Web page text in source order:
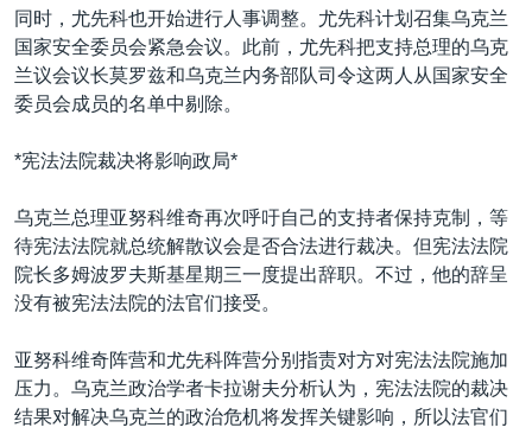
关注新疆
GEN Z 看美国
同时，尤先科也开始进行人事调整。尤先科计划召集乌克兰
国家安全委员会紧急会议。此前，尤先科把支持总理的乌克
兰议会议长莫罗兹和乌克兰内务部队司令这两人从国家安全
委员会成员的名单中剔除。
*宪法法院裁决将影响政局*
乌克兰总理亚努科维奇再次呼吁自己的支持者保持克制，等
待宪法法院就总统解散议会是否合法进行裁决。但宪法法院
院长多姆波罗夫斯基星期三一度提出辞职。不过，他的辞呈
没有被宪法法院的法官们接受。
亚努科维奇阵营和尤先科阵营分别指责对方对宪法法院施加
压力。乌克兰政治学者卡拉谢夫分析认为，宪法法院的裁决
结果对解决乌克兰的政治危机将发挥关键影响，所以法官们